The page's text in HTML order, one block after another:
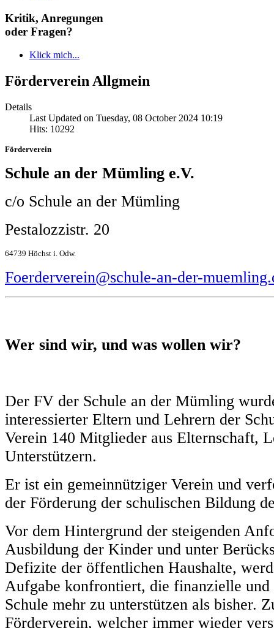
Kritik, Anregungen
oder Fragen?
Klick mich...
Förderverein Allgmein
Details
Last Updated on Tuesday, 08 October 2024 10:19
Hits: 10292
Förderverein
Schule an der Mümling e.V.
c/o Schule an der Mümling
Pestalozzistr. 20
64739 Höchst i. Odw.
Foerderverein@schule-an-der-
Wer sind wir, und was wollen wir?
Der FV der Schule an der Mümling
interessierter Eltern und Lehrern der
Verein 140 Mitglieder aus Elternschaft,
Unterstützern.
Er ist ein gemeinnütziger Verein und
der Förderung der schulischen Bildung
Vor dem Hintergrund der steigenden
Ausbildung der Kinder und unter
Defizite der öffentlichen Haushalte,
Aufgabe konfrontiert, die finanzielle und
Schule mehr zu unterstützen als bisher.
Förderverein, welcher immer wieder